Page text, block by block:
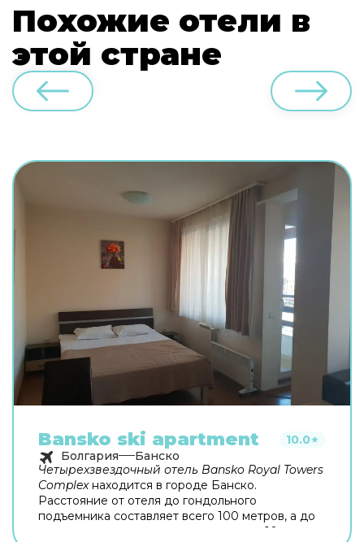
Похожие отели в
этой стране
Bansko ski apartment 10.0★
Болгария
Банско
Четырехзвездочный отель Bansko Royal Towers
Complexнаходится в городе Банско.
Расстояние от отеля до гондольного
подъемника составляет всего 100 метров, а до
центра города вы сможете доехать за 10 минут.